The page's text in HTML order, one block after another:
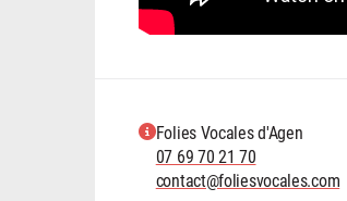
Folies Vocales d'Agen
07 69 70 21 70
contact@foliesvocales.com